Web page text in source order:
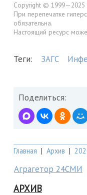
Copyright ©
При перепечатке
обязательна.
Настоящий ресурс
Теги: ЗАГС
Поделиться:
Главная | Архив |
Аграгетор 24СМИ
АРХИВ